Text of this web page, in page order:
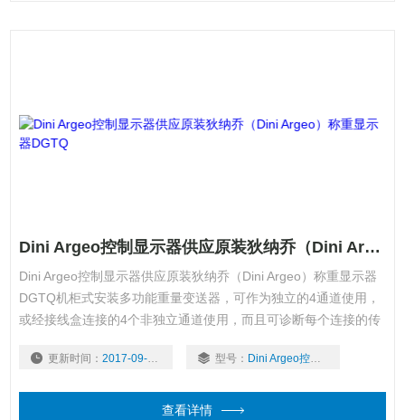
Dini Argeo控制显示器供应原装狄纳乔（Dini Argeo）称重显示器DGTQ
Dini Argeo控制显示器供应原装狄纳乔（Dini Argeo）称重显示器
DGTQ机柜式安装多功能重量变送器，可作为独立的4通道使用，
或经接线盒连接的4个非独立通道使用，而且可诊断每个连接的传
认证型号（OIML R-76 / EN 45501）。
更新时间： 2017-09-27 型号： Dini Argeo控制显示器
查看详情